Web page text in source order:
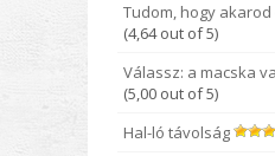
Tudom, hogy akarod
(4,64 out of 5)
Válassz: a macska
(5,00 out of 5)
Hal-ló távolság